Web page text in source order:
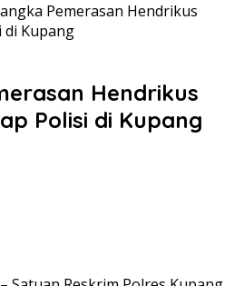
Pemerasan Hendrikus
di Kupang
Hendrikus
Polisi di Kupang